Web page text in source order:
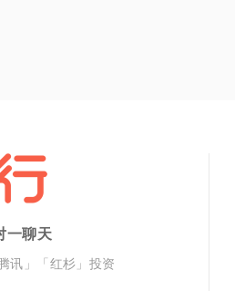
一聊天
腾讯」「红杉」投资